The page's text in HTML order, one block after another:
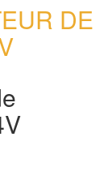
DE